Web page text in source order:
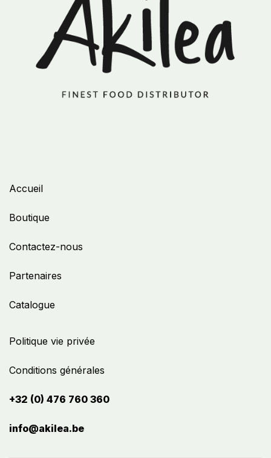
Politique vie privée
Conditions générales
+32 (0) 476 760 360
info@akilea.be​
Accueil
Boutique
Contactez-nous
Partenaires
Catalogue